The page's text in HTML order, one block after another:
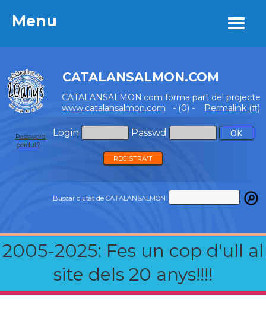
Menu
CATALANSALMON.COM
CATALANSALMON.com forma part del projecte
www.catalansalmon.com - (0) - Permalink (#)
Login Passwd
Password
perdut?
REGISTRA'T
Buscar ciutat de CATALANSALMON:
2005-2025: Fes un cop d'ull al
site dels 20 anys!!!!
Menu